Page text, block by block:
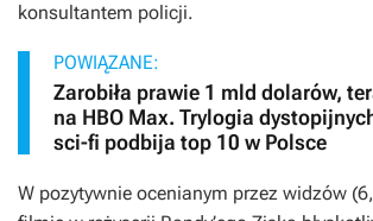
konsultantem policji.
POWIĄZANE:
Zarobiła prawie 1 mld dolarów,
na HBO Max. Trylogia
sci-fi podbija top 10 w Polsce
W pozytywnie ocenianym przez widzów